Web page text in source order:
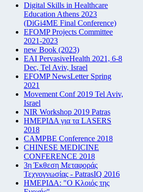
Digital Skills in Healthcare
Education Athens 2023
(DiGi4ME Final Conference)
EFOMP Projects Committee
2021-2023
new Book (2023)
EAI PervasiveHealth 2021, 6-8
Dec, Tel Aviv, Israel
EFOMP NewsLetter Spring
2021
Movement Conf 2019 Tel Aviv,
Israel
NIR Workshop 2019 Patras
ΗΜΕΡΙΔΑ για τα LASERS
2018
CAMPBE Conference 2018
CHINESE MEDICINE
CONFERENCE 2018
3η Έκθεση Μεταφοράς
Τεχνογνωσίας - PatrasIQ 2016
ΗΜΕΡΙΔΑ: "Ο Κλοιός της